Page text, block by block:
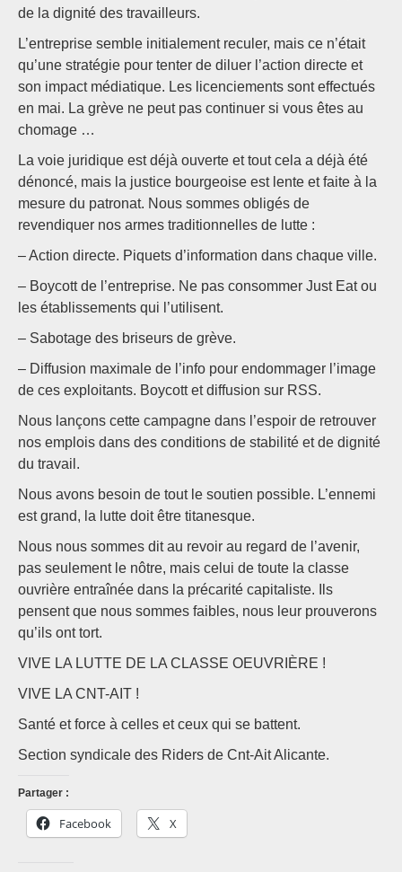
de la dignité des travailleurs.
L’entreprise semble initialement reculer, mais ce n’était
qu’une stratégie pour tenter de diluer l’action directe et
son impact médiatique. Les licenciements sont effectués
en mai. La grève ne peut pas continuer si vous êtes au
chomage …
La voie juridique est déjà ouverte et tout cela a déjà été
dénoncé, mais la justice bourgeoise est lente et faite à la
mesure du patronat. Nous sommes obligés de
revendiquer nos armes traditionnelles de lutte :
– Action directe. Piquets d’information dans chaque ville.
– Boycott de l’entreprise. Ne pas consommer Just Eat ou
les établissements qui l’utilisent.
– Sabotage des briseurs de grève.
– Diffusion maximale de l’info pour endommager l’image
de ces exploitants. Boycott et diffusion sur RSS.
Nous lançons cette campagne dans l’espoir de retrouver
nos emplois dans des conditions de stabilité et de dignité
du travail.
Nous avons besoin de tout le soutien possible. L’ennemi
est grand, la lutte doit être titanesque.
Nous nous sommes dit au revoir au regard de l’avenir,
pas seulement le nôtre, mais celui de toute la classe
ouvrière entraînée dans la précarité capitaliste. Ils
pensent que nous sommes faibles, nous leur prouverons
qu’ils ont tort.
VIVE LA LUTTE DE LA CLASSE OEUVRIÈRE !
VIVE LA CNT-AIT !
Santé et force à celles et ceux qui se battent.
Section syndicale des Riders de Cnt-Ait Alicante.
Partager :
Facebook X